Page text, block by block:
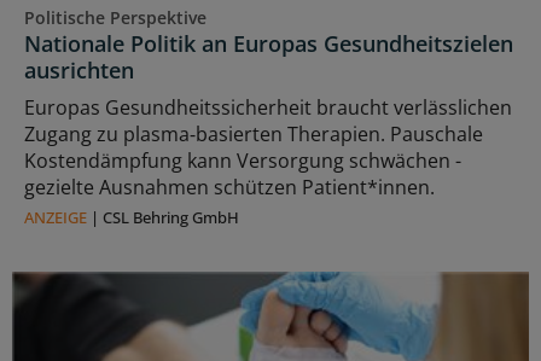
Politische Perspektive
Nationale Politik an Europas Gesundheitszielen
ausrichten
Europas Gesundheitssicherheit braucht verlässlichen
Zugang zu plasma‑basierten Therapien. Pauschale
Kostendämpfung kann Versorgung schwächen -
gezielte Ausnahmen schützen Patient*innen.
ANZEIGE | CSL Behring GmbH